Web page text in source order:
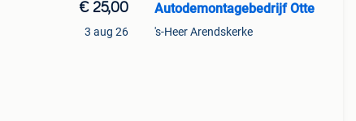
€ 25,00
3 aug 26
Autodemontagebedrijf Otte
's-Heer Arendskerke